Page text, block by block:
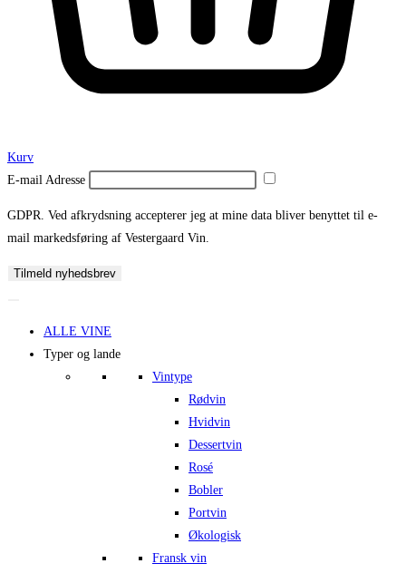
Kurv
E-mail Adresse
GDPR. Ved afkrydsning accepterer jeg at mine data bliver benyttet til e-
mail markedsføring af Vestergaard Vin.
Tilmeld nyhedsbrev
ALLE VINE
Typer og lande
Vintype
Rødvin
Hvidvin
Dessertvin
Rosé
Bobler
Portvin
Økologisk
Fransk vin